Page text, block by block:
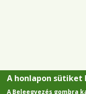
A honlapon sütiket
A Beleegyezés gombra